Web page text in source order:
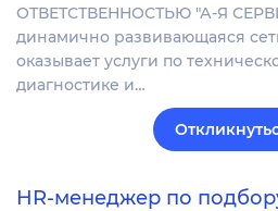
ОТВЕТСТВЕННОСТЬЮ "А-Я
динамично развивающаяся
оказывает услуги по
диагностике и…
HR-менеджер по